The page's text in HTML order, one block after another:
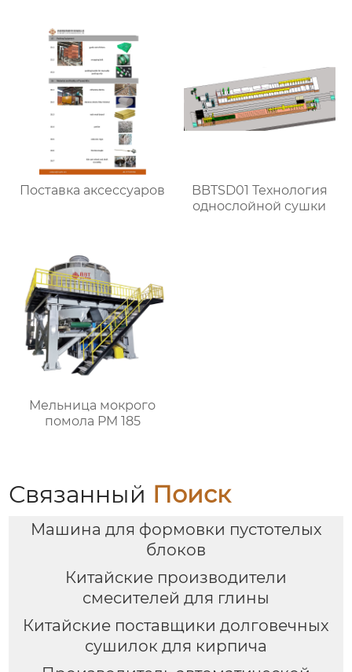
Поставка аксессуаров
BBTSD01 Технология
однослойной сушки
Мельница мокрого
помола PM 185
Связанный Поиск
Машина для формовки пустотелых
блоков
Китайские производители
смесителей для глины
Китайские поставщики долговечных
сушилок для кирпича